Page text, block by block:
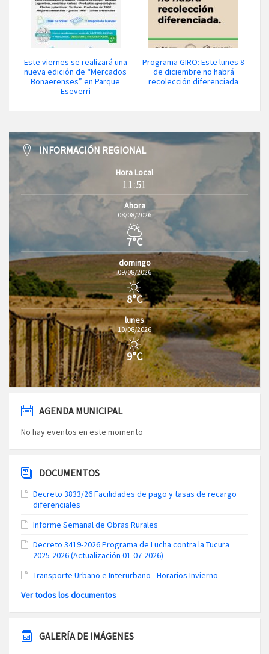
Este viernes se realizará una
nueva edición de “Mercados
Bonaerenses” en Parque
Eseverri
Programa GIRO: Este lunes 8
de diciembre no habrá
recolección diferenciada
INFORMACIÓN REGIONAL
Hora Local
11:51
Ahora
08/08/2026
7°C
domingo
09/08/2026
8°C
lunes
10/08/2026
9°C
AGENDA MUNICIPAL
No hay eventos en este momento
DOCUMENTOS
Decreto 3833/26 Facilidades de pago y tasas de recargo
diferenciales
Informe Semanal de Obras Rurales
Decreto 3419-2026 Programa de Lucha contra la Tucura
2025-2026 (Actualización 01-07-2026)
Transporte Urbano e Interurbano - Horarios Invierno
Ver todos los documentos
GALERÍA DE IMÁGENES